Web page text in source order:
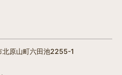
原山町六田池2255-1